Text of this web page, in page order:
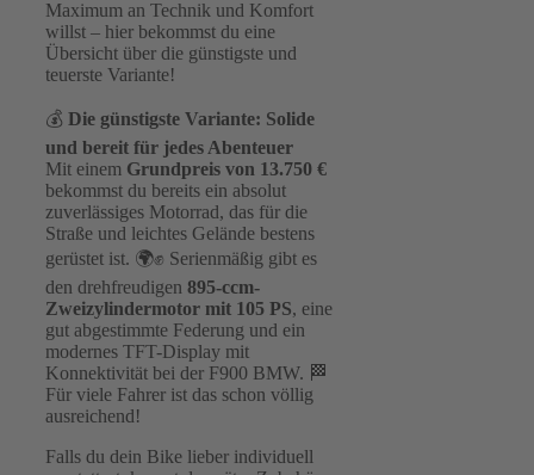
Maximum an Technik und Komfort
willst – hier bekommst du eine
Übersicht über die günstigste und
teuerste Variante!
💰 Die günstigste Variante: Solide
und bereit für jedes Abenteuer
Mit einem Grundpreis von 13.750 €
bekommst du bereits ein absolut
zuverlässiges Motorrad, das für die
Straße und leichtes Gelände bestens
gerüstet ist. 🌍✊ Serienmäßig gibt es
den drehfreudigen 895-ccm-
Zweizylindermotor mit 105 PS, eine
gut abgestimmte Federung und ein
modernes TFT-Display mit
Konnektivität bei der F900 BMW. 🏁
Für viele Fahrer ist das schon völlig
ausreichend!
Falls du dein Bike lieber individuell